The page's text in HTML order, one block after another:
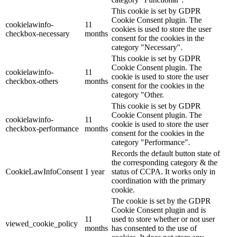
cookielawinfo-
checkbox-necessary
11
months
This cookie is set by GDPR
Cookie Consent plugin. The
cookies is used to store the user
consent for the cookies in the
category "Necessary".
cookielawinfo-
checkbox-others
11
months
This cookie is set by GDPR
Cookie Consent plugin. The
cookie is used to store the user
consent for the cookies in the
category "Other.
cookielawinfo-
checkbox-performance
11
months
This cookie is set by GDPR
Cookie Consent plugin. The
cookie is used to store the user
consent for the cookies in the
category "Performance".
CookieLawInfoConsent 1 year
Records the default button state of
the corresponding category & the
status of CCPA. It works only in
coordination with the primary
cookie.
viewed_cookie_policy
11
months
The cookie is set by the GDPR
Cookie Consent plugin and is
used to store whether or not user
has consented to the use of